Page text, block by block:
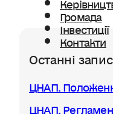
Громада
Інвестиції
Контакти
Останні
ЦНАП.
ЦНАП.